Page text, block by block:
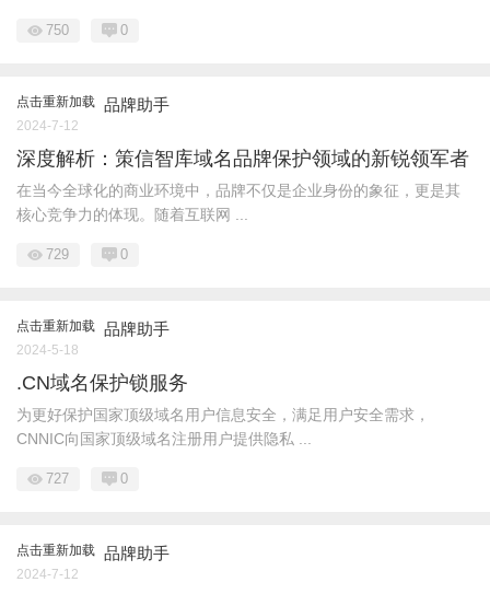
750 0
点击重新加载 品牌助手
2024-7-12
深度解析：策信智库域名品牌保护领域的新锐领军者
在当今全球化的商业环境中，品牌不仅是企业身份的象征，更是其
核心竞争力的体现。随着互联网 ...
729 0
点击重新加载 品牌助手
2024-5-18
.CN域名保护锁服务
为更好保护国家顶级域名用户信息安全，满足用户安全需求，
CNNIC向国家顶级域名注册用户提供隐私 ...
727 0
点击重新加载 品牌助手
2024-7-12